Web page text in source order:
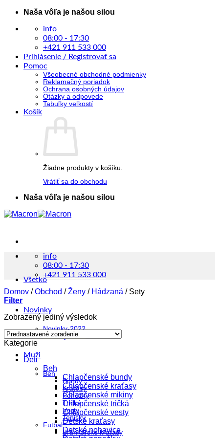
Skip
content
Naša vôľa je našou silou
info
08:00 - 17:30
+421 911 533 000
Prihlásenie / Registrovať sa
Pomoc
Všeobecné obchodné podmienky
Reklamačný poriadok
Ochrana osobných údajov
Otázky a odpovede
Tabuľky veľkostí
Košík
Žiadne produkty v košíku.
Vrátiť sa do obchodu
Naša vôľa je našou silou
Všetko
Novinky
Novinky-2022
Novinky-2023
Muži
Beh
Bundy
Kraťasy
Ponožky
Tričká
Vesty
Tenisky
Futbal
Brankárske kraťasy
info
08:00 - 17:30
+421 911 533 000
Domov / Obchod / Ženy / Hádzaná /Sety
Filter
Zobrazený jediný výsledok
Kategorie
Deti
Beh
Chlapčenské bundy
Chlapčenské kraťasy
Chlapčenské mikiny
Chlapčenské tričká
Chlapčenské vesty
Detské kraťasy
Detské nohavice